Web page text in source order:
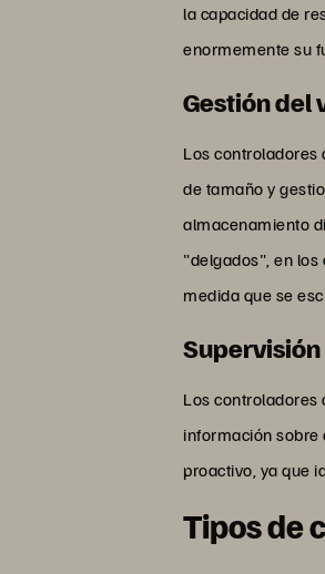
la capacidad de
enormemente su
Gestión del
Los controladores
de tamaño y
almacenamiento
"delgados", en
medida que se
Los controladores
información sobre
proactivo, ya que
Tipos de